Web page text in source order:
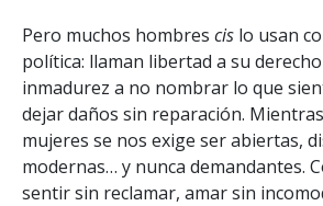
Pero muchos hombres cis lo usan
política: llaman libertad a su
inmadurez a no nombrar lo que
dejar daños sin reparación.
mujeres se nos exige ser abiertas,
modernas… y nunca demandantes.
sentir sin reclamar, amar sin